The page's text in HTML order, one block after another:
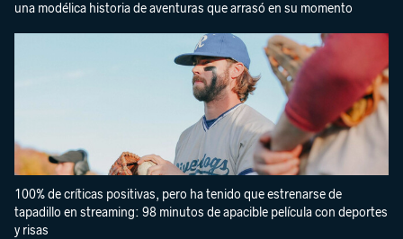
una modélica historia de aventuras que arrasó en su momento
100% de críticas positivas, pero ha tenido que estrenarse de
tapadillo en streaming: 98 minutos de apacible película con deportes
y risas